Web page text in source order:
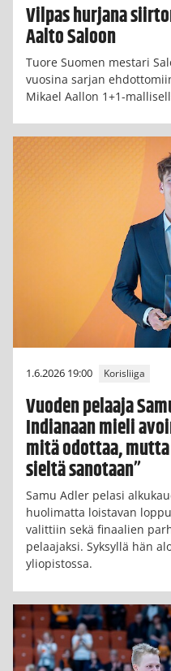
Vilpas hurjana
Aalto Saloon
Tuore Suomen mestari
vuosina sarjan
Mikael Aallon 1+1-
1.6.2026 19:00 Korisliiga
Vuoden pelaaja
Indianaan mieli
mitä odottaa,
sieltä sanotaan”
Samu Adler pelasi
huolimatta loistavan
valittiin sekä finaalien
pelaajaksi. Syksyllä hän
yliopistossa.